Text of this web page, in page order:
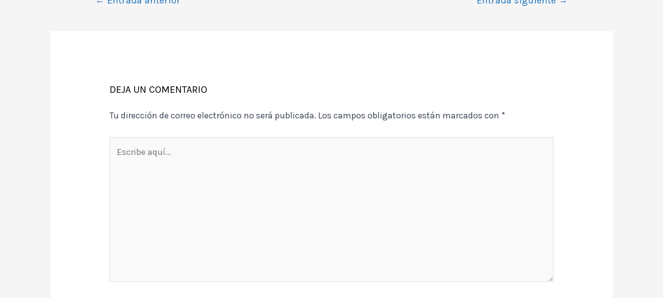
DEJA UN COMENTARIO
Tu dirección de correo electrónico no será publicada. Los campos obligatorios están marcados con *